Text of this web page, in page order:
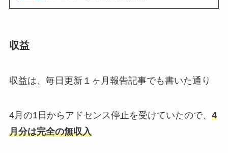
収益
収益は、毎日更新１ヶ月報告記事でも書いた通り
4月の1日からアドセンス停止を受けていたので、 4
月分は完全の無収入